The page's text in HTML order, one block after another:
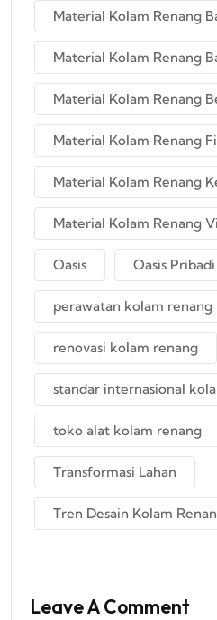
Material Kolam Renang
Material Kolam Renang
Material Kolam Renang
Material Kolam Renang
Material Kolam Renang
Material Kolam Renang
Oasis Oasis Pribadi
perawatan kolam renang
renovasi kolam renang
standar internasional
toko alat kolam renang
Transformasi Lahan
Tren Desain Kolam
Leave A Comment